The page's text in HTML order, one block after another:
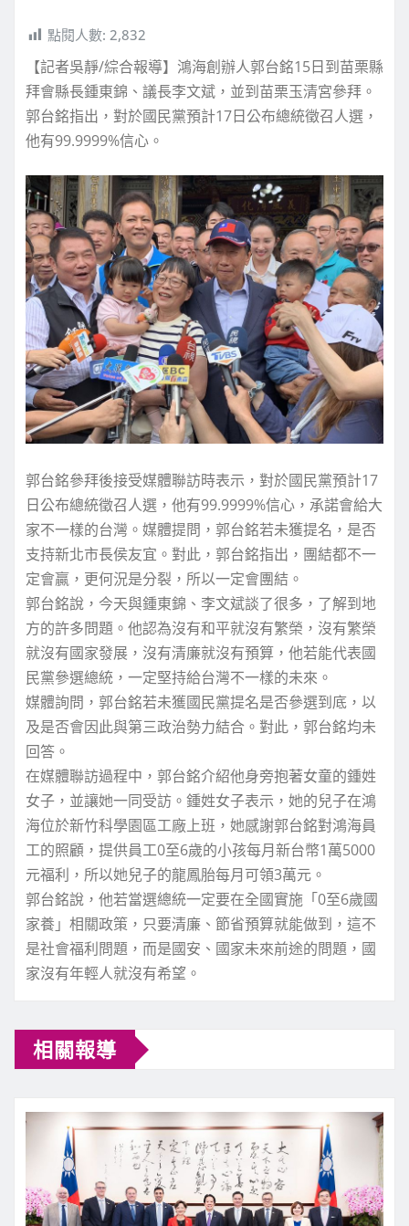
點閱人數: 2,832
【記者吳靜/綜合報導】鴻海創辦人郭台銘15日到苗栗縣
拜會縣長鍾東錦、議長李文斌，並到苗栗玉清宮參拜。
郭台銘指出，對於國民黨預計17日公布總統徵召人選，
他有99.9999%信心。
郭台銘參拜後接受媒體聯訪時表示，對於國民黨預計17
日公布總統徵召人選，他有99.9999%信心，承諾會給大
家不一樣的台灣。媒體提問，郭台銘若未獲提名，是否
支持新北市長侯友宜。對此，郭台銘指出，團結都不一
定會贏，更何況是分裂，所以一定會團結。
郭台銘說，今天與鍾東錦、李文斌談了很多，了解到地
方的許多問題。他認為沒有和平就沒有繁榮，沒有繁榮
就沒有國家發展，沒有清廉就沒有預算，他若能代表國
民黨參選總統，一定堅持給台灣不一樣的未來。
媒體詢問，郭台銘若未獲國民黨提名是否參選到底，以
及是否會因此與第三政治勢力結合。對此，郭台銘均未
回答。
在媒體聯訪過程中，郭台銘介紹他身旁抱著女童的鍾姓
女子，並讓她一同受訪。鍾姓女子表示，她的兒子在鴻
海位於新竹科學園區工廠上班，她感謝郭台銘對鴻海員
工的照顧，提供員工0至6歲的小孩每月新台幣1萬5000
元福利，所以她兒子的龍鳳胎每月可領3萬元。
郭台銘說，他若當選總統一定要在全國實施「0至6歲國
家養」相關政策，只要清廉、節省預算就能做到，這不
是社會福利問題，而是國安、國家未來前途的問題，國
家沒有年輕人就沒有希望。
相關報導